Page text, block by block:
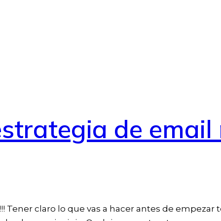
de
claro lo que vas a hacer antes de empezar